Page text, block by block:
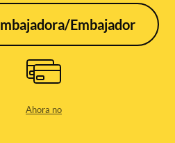
Embajador
Ahora no